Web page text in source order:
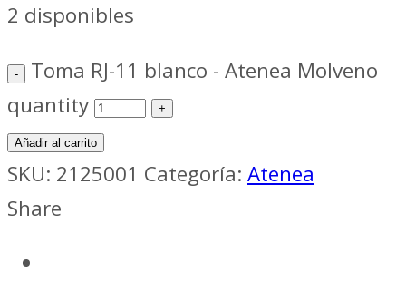
2 disponibles
Toma RJ-11 blanco - Atenea Molveno
quantity
Añadir al carrito
SKU: 2125001 Categoría: Atenea
Share